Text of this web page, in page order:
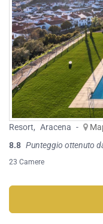
Resort, Aracena -
8.8 Punteggio ottenuto
23 Camere